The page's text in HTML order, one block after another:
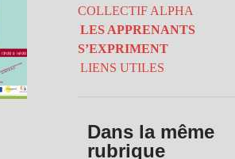
COLLECTIF ALPHA
LES APPRENANTS
S’EXPRIMENT
LIENS UTILES
Dans la même
rubrique